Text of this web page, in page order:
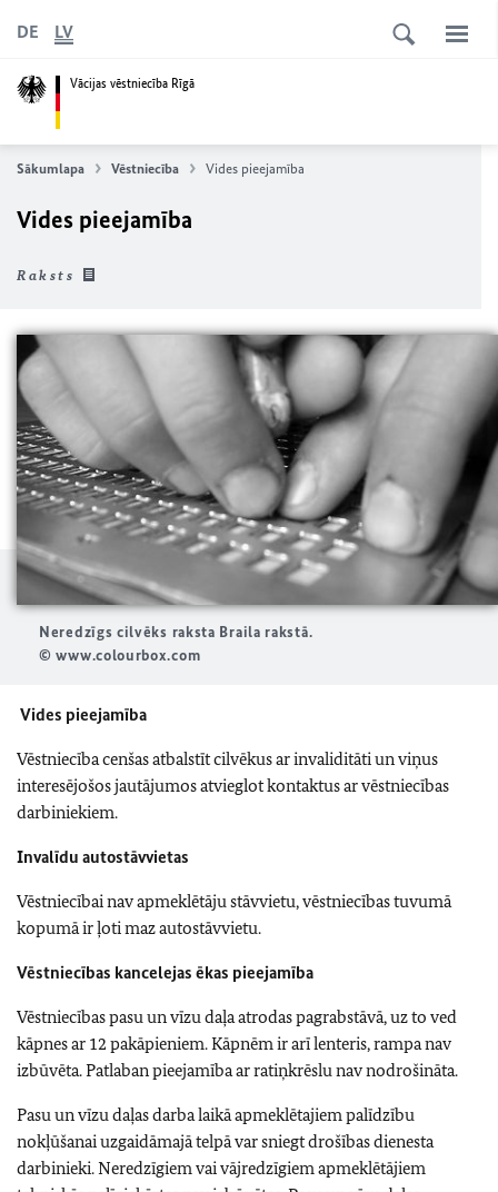
Vācijas vēstniecība Rīgā
DE LV
Sākumlapa Vēstniecība Vides pieejamība
Vides pieejamība
Raksts
Neredzīgs cilvēks raksta Braila rakstā.
© www.colourbox.com
Vides pieejamība
Vēstniecība cenšas atbalstīt cilvēkus ar invaliditāti un viņus
interesējošos jautājumos atvieglot kontaktus ar vēstniecības
darbiniekiem.
Invalīdu autostāvvietas
Vēstniecībai nav apmeklētāju stāvvietu, vēstniecības tuvumā
kopumā ir ļoti maz autostāvvietu.
Vēstniecības kancelejas ēkas pieejamība
Vēstniecības pasu un vīzu daļa atrodas pagrabstāvā, uz to ved
kāpnes ar 12 pakāpieniem. Kāpnēm ir arī lenteris, rampa nav
izbūvēta. Patlaban pieejamība ar ratiņkrēslu nav nodrošināta.
Pasu un vīzu daļas darba laikā apmeklētajiem palīdzību
nokļūšanai uzgaidāmajā telpā var sniegt drošības dienesta
darbinieki. Neredzīgiem vai vājredzīgiem apmeklētājiem